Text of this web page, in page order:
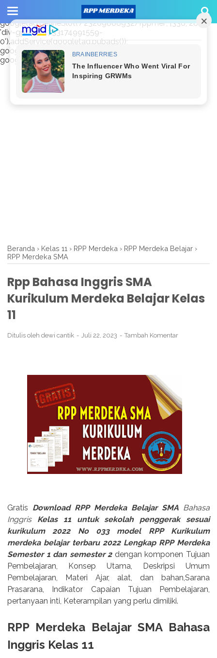
window.googletag = window.googletag || {cmd: []};
googletag.cmd.push(function() {
googletag.defineSlot('/23209888932/rppmer', [336, 280],
'div-gpt-ad-1733174991559-
0').addService(googletag.pubads());
googletag.pubads().enableSingleRequest();
googletag.enableServices(); });
Beranda › Kelas 11 › RPP Merdeka › RPP Merdeka Belajar ›
RPP Merdeka SMA
Rpp Bahasa Inggris SMA
Kurikulum Merdeka Belajar Kelas
11
Ditulis oleh dewi cantik Juli 22, 2023 Tambah Komentar
Gratis Download RPP Merdeka Belajar SMA Bahasa
InggrisKelas 11 untuk sekolah penggerak sesuai
kurikulum 2022 No 033 model RPP Kurikulum
merdeka belajar terbaru 2022 Lengkap RPP Merdeka
Semester 1 dan semester 2dengan komponen Tujuan
Pembelajaran, Konsep Utama, Deskripsi Umum
Pembelajaran, Materi Ajar, alat, dan bahan,Sarana
Prasarana, Indikator Capaian Tujuan Pembelajaran,
pertanyaan inti, Keterampilan yang perlu dimiliki.
RPP Merdeka Belajar SMA Bahasa
Inggris Kelas 11